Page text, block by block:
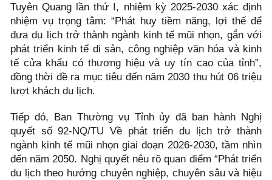
Tuyên Quang lần thứ I, nhiệm kỳ 2025-2030 xác định
nhiệm vụ trọng tâm: “Phát huy tiềm năng, lợi thế để
đưa du lịch trở thành ngành kinh tế mũi nhọn, gắn với
phát triển kinh tế di sản, công nghiệp văn hóa và kinh
tế cửa khẩu có thương hiệu và uy tín cao của tỉnh”,
đồng thời đề ra mục tiêu đến năm 2030 thu hút 06 triệu
lượt khách du lịch.
Tiếp đó, Ban Thường vụ Tỉnh ủy đã ban hành Nghị
quyết số 92-NQ/TU Về phát triển du lịch trở thành
ngành kinh tế mũi nhọn giai đoạn 2026-2030, tầm nhìn
đến năm 2050. Nghị quyết nêu rõ quan điểm “Phát triển
du lịch theo hướng chuyên nghiệp, chuyên sâu và hiệu